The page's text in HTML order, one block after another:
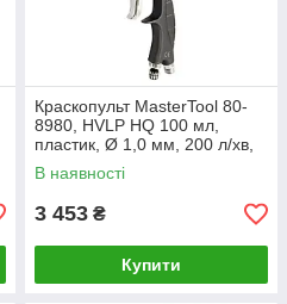
Краскопульт MasterTool 80-
8980, HVLP HQ 100 мл,
пластик, Ø 1,0 мм, 200 л/хв,
1,5-3 бар
В наявності
3 453 ₴
Купити